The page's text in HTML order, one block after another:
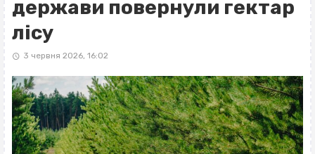
держави повернули гектар
лісу
3 червня 2026, 16:02